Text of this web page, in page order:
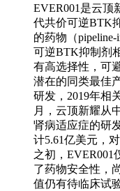
EVER001是云顶
代共价可逆BTK
的药物（
可逆BTK抑制剂
有高选择性，可
潜在的同类最佳
研发，2019年相
月，云顶新耀从
肾病适应症的研
计5.61亿美元，
之初，EVER001
了药物安全性，
值仍有待临床试